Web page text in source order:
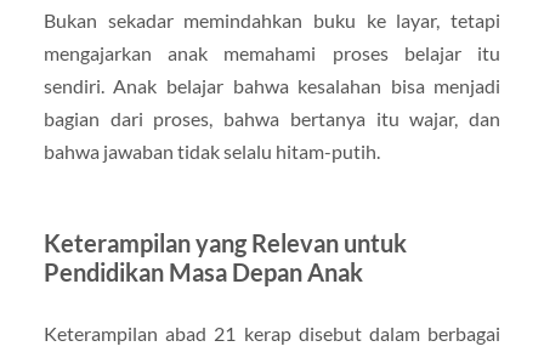
Bukan sekadar memindahkan buku ke layar, tetapi
mengajarkan anak memahami proses belajar itu
sendiri. Anak belajar bahwa kesalahan bisa menjadi
bagian dari proses, bahwa bertanya itu wajar, dan
bahwa jawaban tidak selalu hitam-putih.
Keterampilan yang Relevan untuk
Pendidikan Masa Depan Anak
Keterampilan abad 21 kerap disebut dalam berbagai